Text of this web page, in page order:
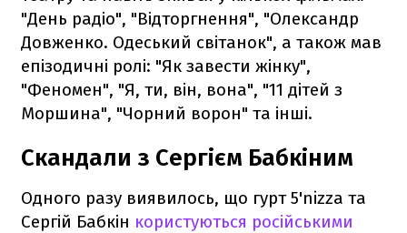
"День радіо", "Відторгнення", "Олександр
Довженко. Одеський світанок", а також мав
епізодичні ролі: "Як завести жінку",
"Феномен", "Я, ти, він, вона", "11 дітей з
Моршина", "Чорний ворон" та інші.
Скандали з Сергієм Бабкіним
Одного разу виявилось, що гурт 5'nizza та
Сергій Бабкін користуються російськими